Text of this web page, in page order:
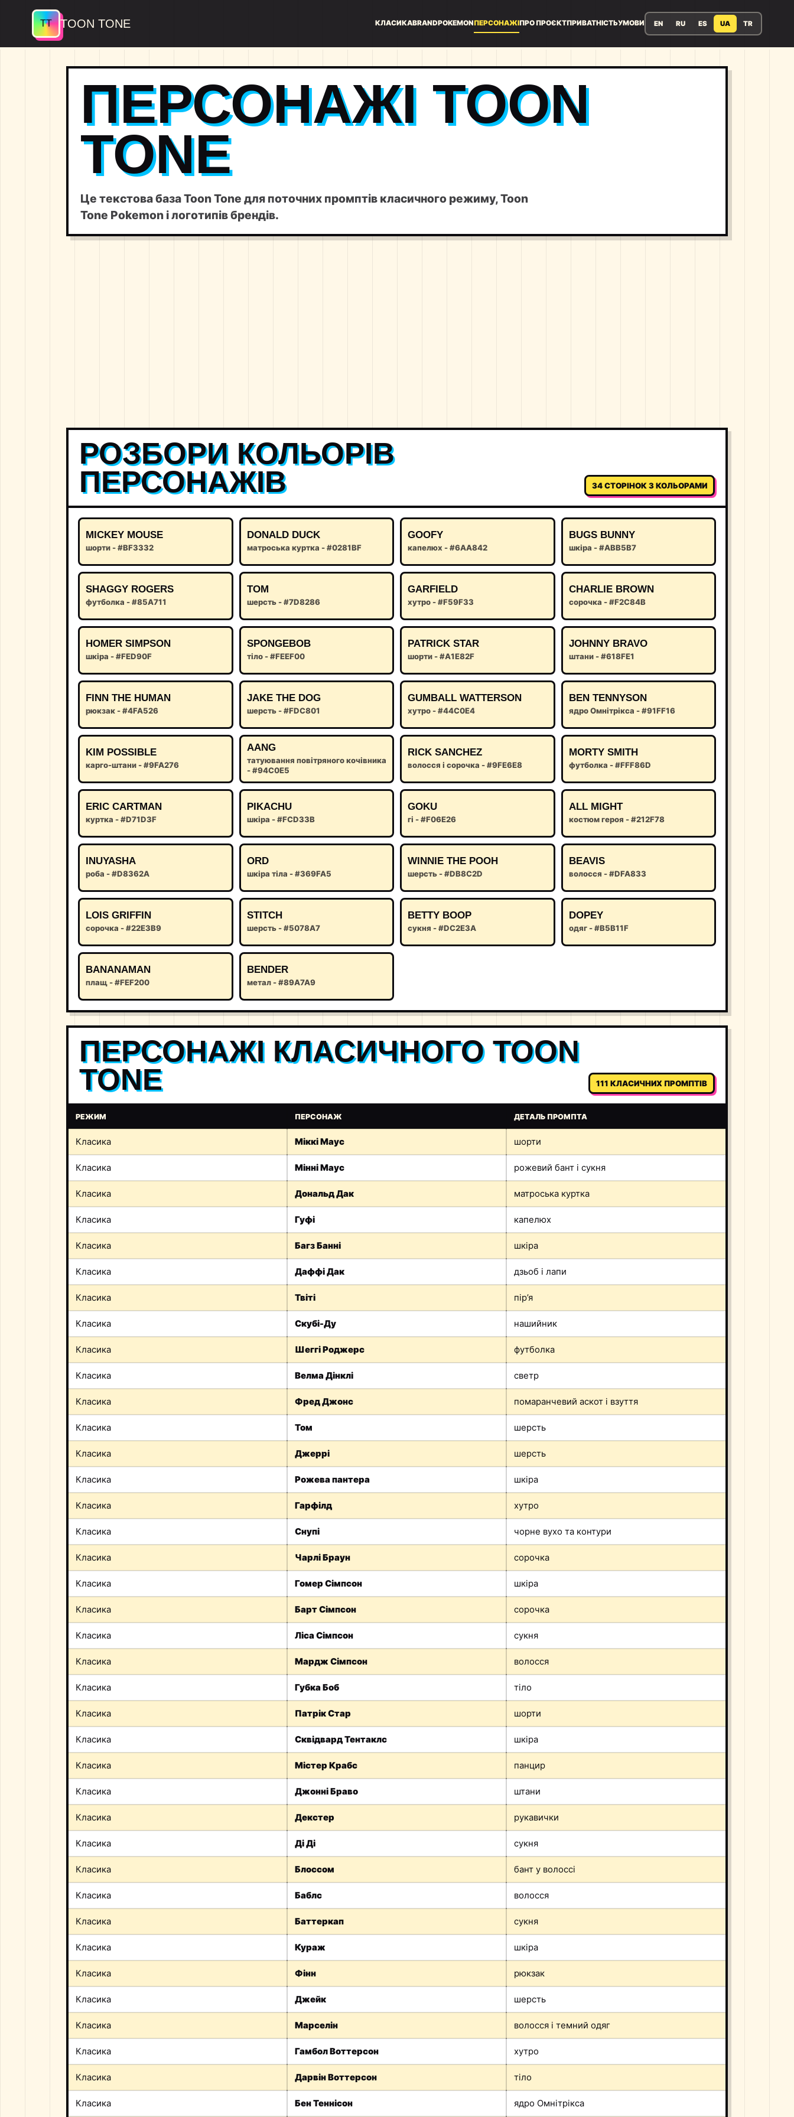
TOON TONE КЛАСИКАBRANDPOKEMONПЕРСОНАЖІПРО ПРОЄКТПРИВАТНІСТЬУМОВИ EN RU ES UA TR
ПЕРСОНАЖІ TOON
TONE
Це текстова база Toon Tone для поточних промптів класичного режиму, Toon
Tone Pokemon і логотипів брендів.
РОЗБОРИ КОЛЬОРІВ
ПЕРСОНАЖІВ
34 СТОРІНОК З КОЛЬОРАМИ
MICKEY MOUSE
шорти - #BF3332
DONALD DUCK
матроська куртка - #0281BF
GOOFY
капелюх - #6AA842
BUGS BUNNY
шкіра - #ABB5B7
SHAGGY ROGERS
футболка - #85A711
TOM
шерсть - #7D8286
GARFIELD
хутро - #F59F33
CHARLIE BROWN
сорочка - #F2C84B
HOMER SIMPSON
шкіра - #FED90F
SPONGEBOB
тіло - #FEEF00
PATRICK STAR
шорти - #A1E82F
JOHNNY BRAVO
штани - #618FE1
FINN THE HUMAN
рюкзак - #4FA526
JAKE THE DOG
шерсть - #FDC801
GUMBALL WATTERSON
хутро - #44C0E4
BEN TENNYSON
ядро Омнітрікса - #91FF16
KIM POSSIBLE
карго-штани - #9FA276
AANG
татуювання повітряного кочівника
- #94C0E5
RICK SANCHEZ
волосся і сорочка - #9FE6E8
MORTY SMITH
футболка - #FFF86D
ERIC CARTMAN
куртка - #D71D3F
PIKACHU
шкіра - #FCD33B
GOKU
гі - #F06E26
ALL MIGHT
костюм героя - #212F78
INUYASHA
роба - #D8362A
ORD
шкіра тіла - #369FA5
WINNIE THE POOH
шерсть - #DB8C2D
BEAVIS
волосся - #DFA833
LOIS GRIFFIN
сорочка - #22E3B9
STITCH
шерсть - #5078A7
BETTY BOOP
сукня - #DC2E3A
DOPEY
одяг - #B5B11F
BANANAMAN
плащ - #FEF200
BENDER
метал - #89A7A9
ПЕРСОНАЖІ КЛАСИЧНОГО TOON
TONE
111 КЛАСИЧНИХ ПРОМПТІВ
РЕЖИМ ПЕРСОНАЖ ДЕТАЛЬ ПРОМПТА
Класика Міккі Маус шорти
Класика Мінні Маус рожевий бант і сукня
Класика Дональд Дак матроська куртка
Класика Гуфі капелюх
Класика Багз Банні шкіра
Класика Даффі Дак дзьоб і лапи
Класика Твіті пір’я
Класика Скубі-Ду нашийник
Класика Шеггі Роджерс футболка
Класика Велма Дінклі светр
Класика Фред Джонс помаранчевий аскот і взуття
Класика Том шерсть
Класика Джеррі шерсть
Класика Рожева пантера шкіра
Класика Гарфілд хутро
Класика Снупі чорне вухо та контури
Класика Чарлі Браун сорочка
Класика Гомер Сімпсон шкіра
Класика Барт Сімпсон сорочка
Класика Ліса Сімпсон сукня
Класика Мардж Сімпсон волосся
Класика Губка Боб тіло
Класика Патрік Стар шорти
Класика Сквідвард Тентаклс шкіра
Класика Містер Крабс панцир
Класика Джонні Браво штани
Класика Декстер рукавички
Класика Ді Ді сукня
Класика Блоссом бант у волоссі
Класика Баблс волосся
Класика Баттеркап сукня
Класика Кураж шкіра
Класика Фінн рюкзак
Класика Джейк шерсть
Класика Марселін волосся і темний одяг
Класика Гамбол Воттерсон хутро
Класика Дарвін Воттерсон тіло
Класика Бен Теннісон ядро Омнітрікса